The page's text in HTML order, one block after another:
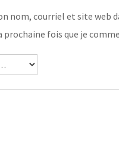
nom, courriel et site web
prochaine fois que je